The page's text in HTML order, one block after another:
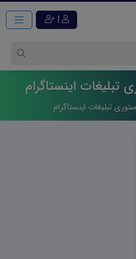
|
اینستاگرام
تبلیغات اینستاگرام